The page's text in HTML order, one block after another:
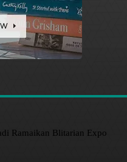
Ramaikan Blitarian Expo